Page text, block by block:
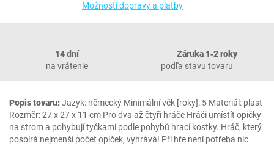
Možnosti dopravy a platby
14 dní
na vrátenie
Záruka 1‐2 roky
podľa stavu tovaru
Popis tovaru:Jazyk: německý Minimální věk [roky]: 5 Materiál: plast
Rozměr: 27 x 27 x 11 cm Pro dva až čtyři hráče Hráči umístít opičky
na strom a pohybují tyčkami podle pohybů hrací kostky. Hráč, který
posbírá nejmenší počet opiček, vyhrává! Při hře není potřeba nic